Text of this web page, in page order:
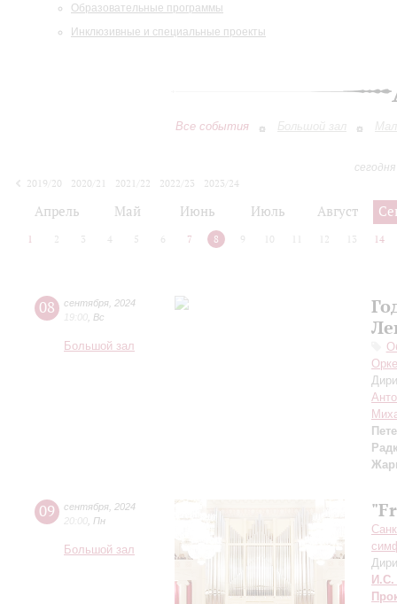
Образовательные программы
Инклюзивные и специальные проекты
Все события Большой зал
2019/20
2020/21 2021/22 2022/23
2023/24
Апрель Май Июнь Июль Август
1 2 3 4 5 6 7 8 9 10 12 13 14
08 сентября 2024
19:00 Вс
Большой зал
09 сентября 2024
20:00 Пн
Большой зал
И.С.